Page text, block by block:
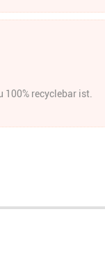
recyclebar ist.